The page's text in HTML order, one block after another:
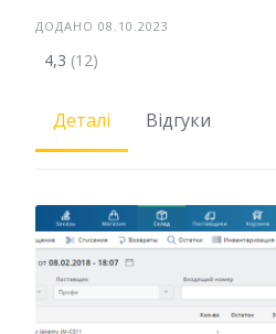
ДОДАНО 08.10.2023
4,3 (12)
Деталі Відгуки